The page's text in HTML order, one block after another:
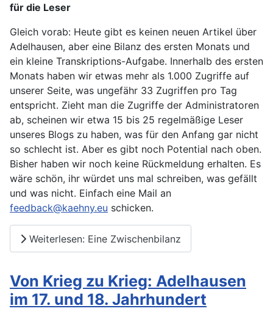
für die Leser
Gleich vorab: Heute gibt es keinen neuen Artikel über
Adelhausen, aber eine Bilanz des ersten Monats und
ein kleine Transkriptions-Aufgabe. Innerhalb des ersten
Monats haben wir etwas mehr als 1.000 Zugriffe auf
unserer Seite, was ungefähr 33 Zugriffen pro Tag
entspricht. Zieht man die Zugriffe der Administratoren
ab, scheinen wir etwa 15 bis 25 regelmäßige Leser
unseres Blogs zu haben, was für den Anfang gar nicht
so schlecht ist. Aber es gibt noch Potential nach oben.
Bisher haben wir noch keine Rückmeldung erhalten. Es
wäre schön, ihr würdet uns mal schreiben, was gefällt
und was nicht. Einfach eine Mail an
feedback@kaehny.eu schicken.
Weiterlesen: Eine Zwischenbilanz
Von Krieg zu Krieg: Adelhausen
im 17. und 18. Jahrhundert